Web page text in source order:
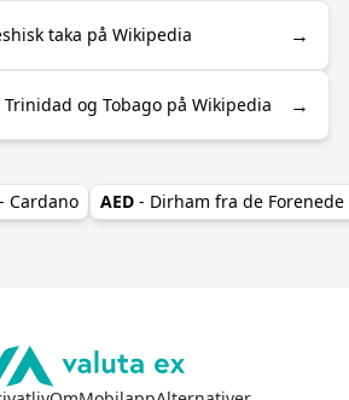
taka på Wikipedia →
og Tobago på Wikipedia →
- Cardano AED - Dirham fra de